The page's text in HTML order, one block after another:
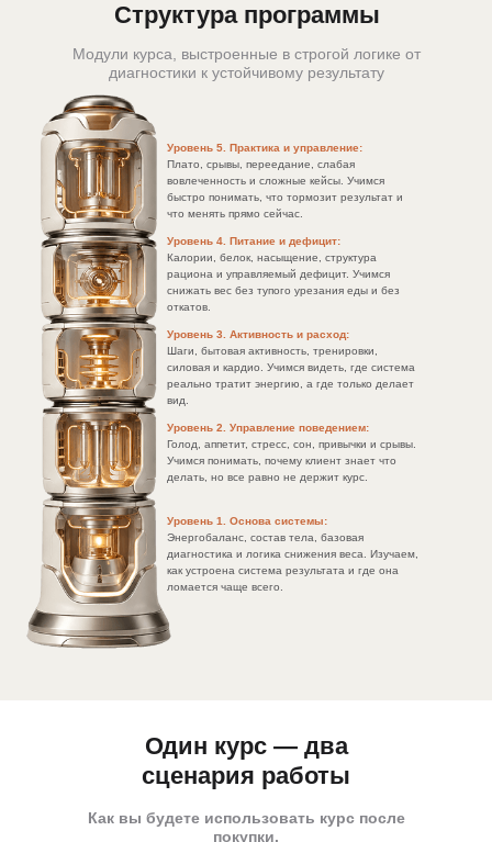
Структура программы
Модули курса, выстроенные в строгой логике от
диагностики к устойчивому результату
Уровень 5. Практика и управление:
Плато, срывы, переедание, слабая
вовлеченность и сложные кейсы. Учимся
быстро понимать, что тормозит результат и
что менять прямо сейчас.
Уровень 4. Питание и дефицит:
Калории, белок, насыщение, структура
рациона и управляемый дефицит. Учимся
снижать вес без тупого урезания еды и без
откатов.
Уровень 2. Управление поведением:
Голод, аппетит, стресс, сон, привычки и срывы.
Учимся понимать, почему клиент знает что
делать, но все равно не держит курс.
Уровень 3. Активность и расход:
Шаги, бытовая активность, тренировки,
силовая и кардио. Учимся видеть, где система
реально тратит энергию, а где только делает
вид.
Уровень 1. Основа системы:
Энергобаланс, состав тела, базовая
диагностика и логика снижения веса. Изучаем,
как устроена система результата и где она
ломается чаще всего.
Один курс — два
сценария работы
Как вы будете использовать курс после
покупки.